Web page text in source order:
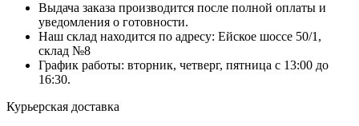
Выдача заказа производится после полной оплаты и
уведомления о готовности.
Наш склад находится по адресу: Ейское шоссе 50/1,
склад №8
График работы: вторник, четверг, пятница с 13:00 до
16:30.
Курьерская доставка